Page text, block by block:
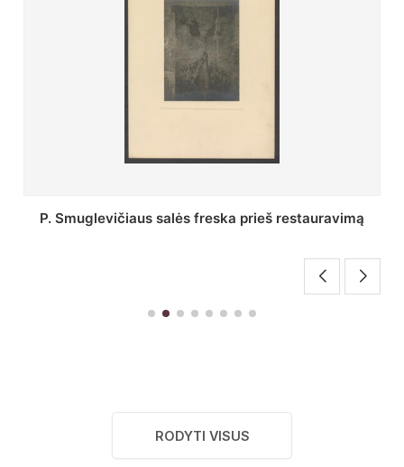
Stepono Batoro universiteto bibliotekos Profesorių
RODYTI VISUS